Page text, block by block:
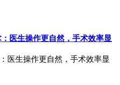
医生操作更自然，手术效率显
医生操作更自然，手术效率显